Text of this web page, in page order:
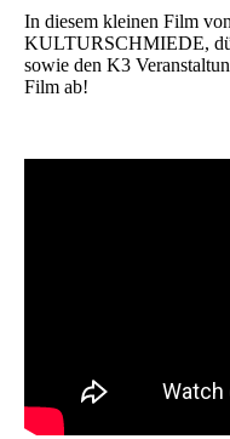
In diesem kleinen Film
KULTURSCHMIEDE,
sowie den K3
Film ab!